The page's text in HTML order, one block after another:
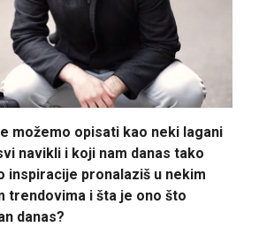
možemo opisati kao neki lagani
navikli i koji nam danas tako
inspiracije pronalaziš u nekim
trendovima i šta je ono što
danas?